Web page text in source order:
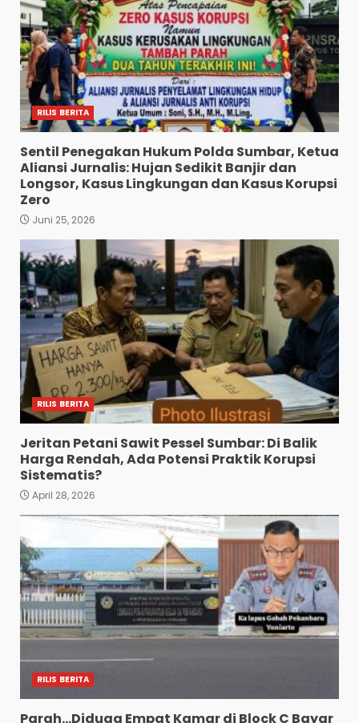
RILIS BERITA
Sentil Penegakan Hukum Polda Sumbar, Ketua
Aliansi Jurnalis: Hujan Sedikit Banjir dan
Longsor, Kasus Lingkungan dan Kasus Korupsi
Zero
Juni 25, 2026
RILIS BERITA
Jeritan Petani Sawit Pessel Sumbar: Di Balik
Harga Rendah, Ada Potensi Praktik Korupsi
Sistematis?
April 28, 2026
RILIS BERITA
Parah…Diduga Empat Kamar di Block C Bayar